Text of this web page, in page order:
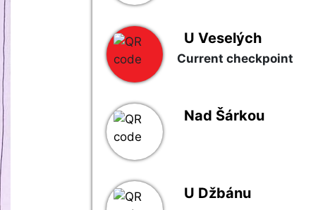
U Veselých
Current checkpoint
Nad Šárkou
U Džbánu